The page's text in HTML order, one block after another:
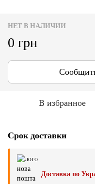
НЕТ В НАЛИЧИИ
0 грн
В избранное
Срок доставки
Доставка по